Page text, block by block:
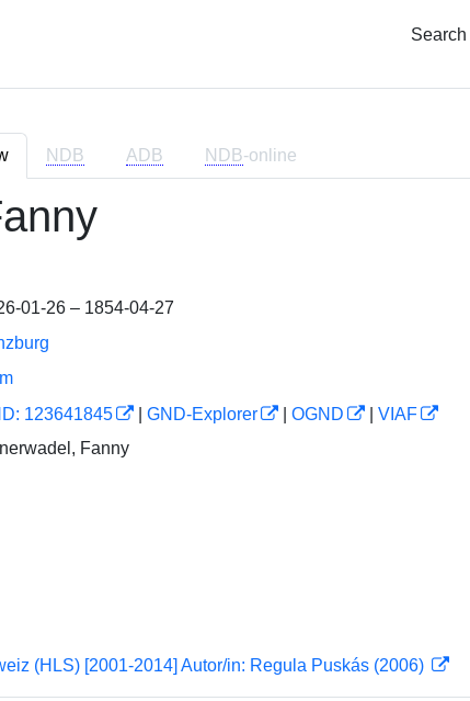
Search
NDB ADB NDB-online
01-26 – 1854-04-27
123641845 GND-Explorer OGND
VIAF
Fanny
(HLS) [2001-2014] Autor/in: Regula Puskás (2006)